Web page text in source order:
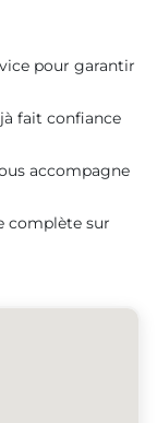
pour garantir
fait confiance
accompagne
complète sur